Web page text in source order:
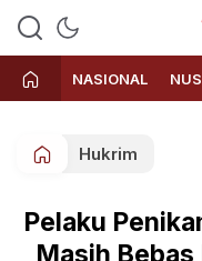
Indonesia
Media
berita
dari
NASIONAL
Hukrim
Pelaku
Masih